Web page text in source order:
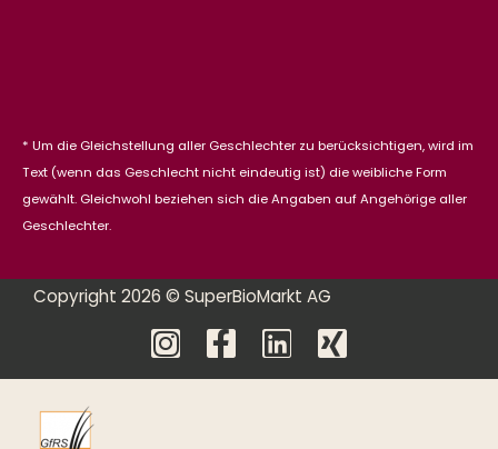
* Um die Gleichstellung aller Geschlechter zu berücksichtigen, wird im
Text (wenn das Geschlecht nicht eindeutig ist) die weibliche Form
gewählt. Gleichwohl beziehen sich die Angaben auf Angehörige aller
Geschlechter.
Copyright 2026 © SuperBioMarkt AG